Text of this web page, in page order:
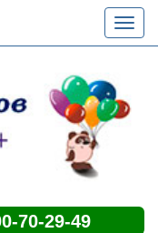
меню
70-29-49